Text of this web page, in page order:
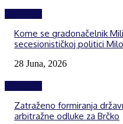
Kome se gradonačelnik
secesionističkoj politici
28 Juna, 2026
Zatraženo formiranja
arbitražne odluke za Brčko